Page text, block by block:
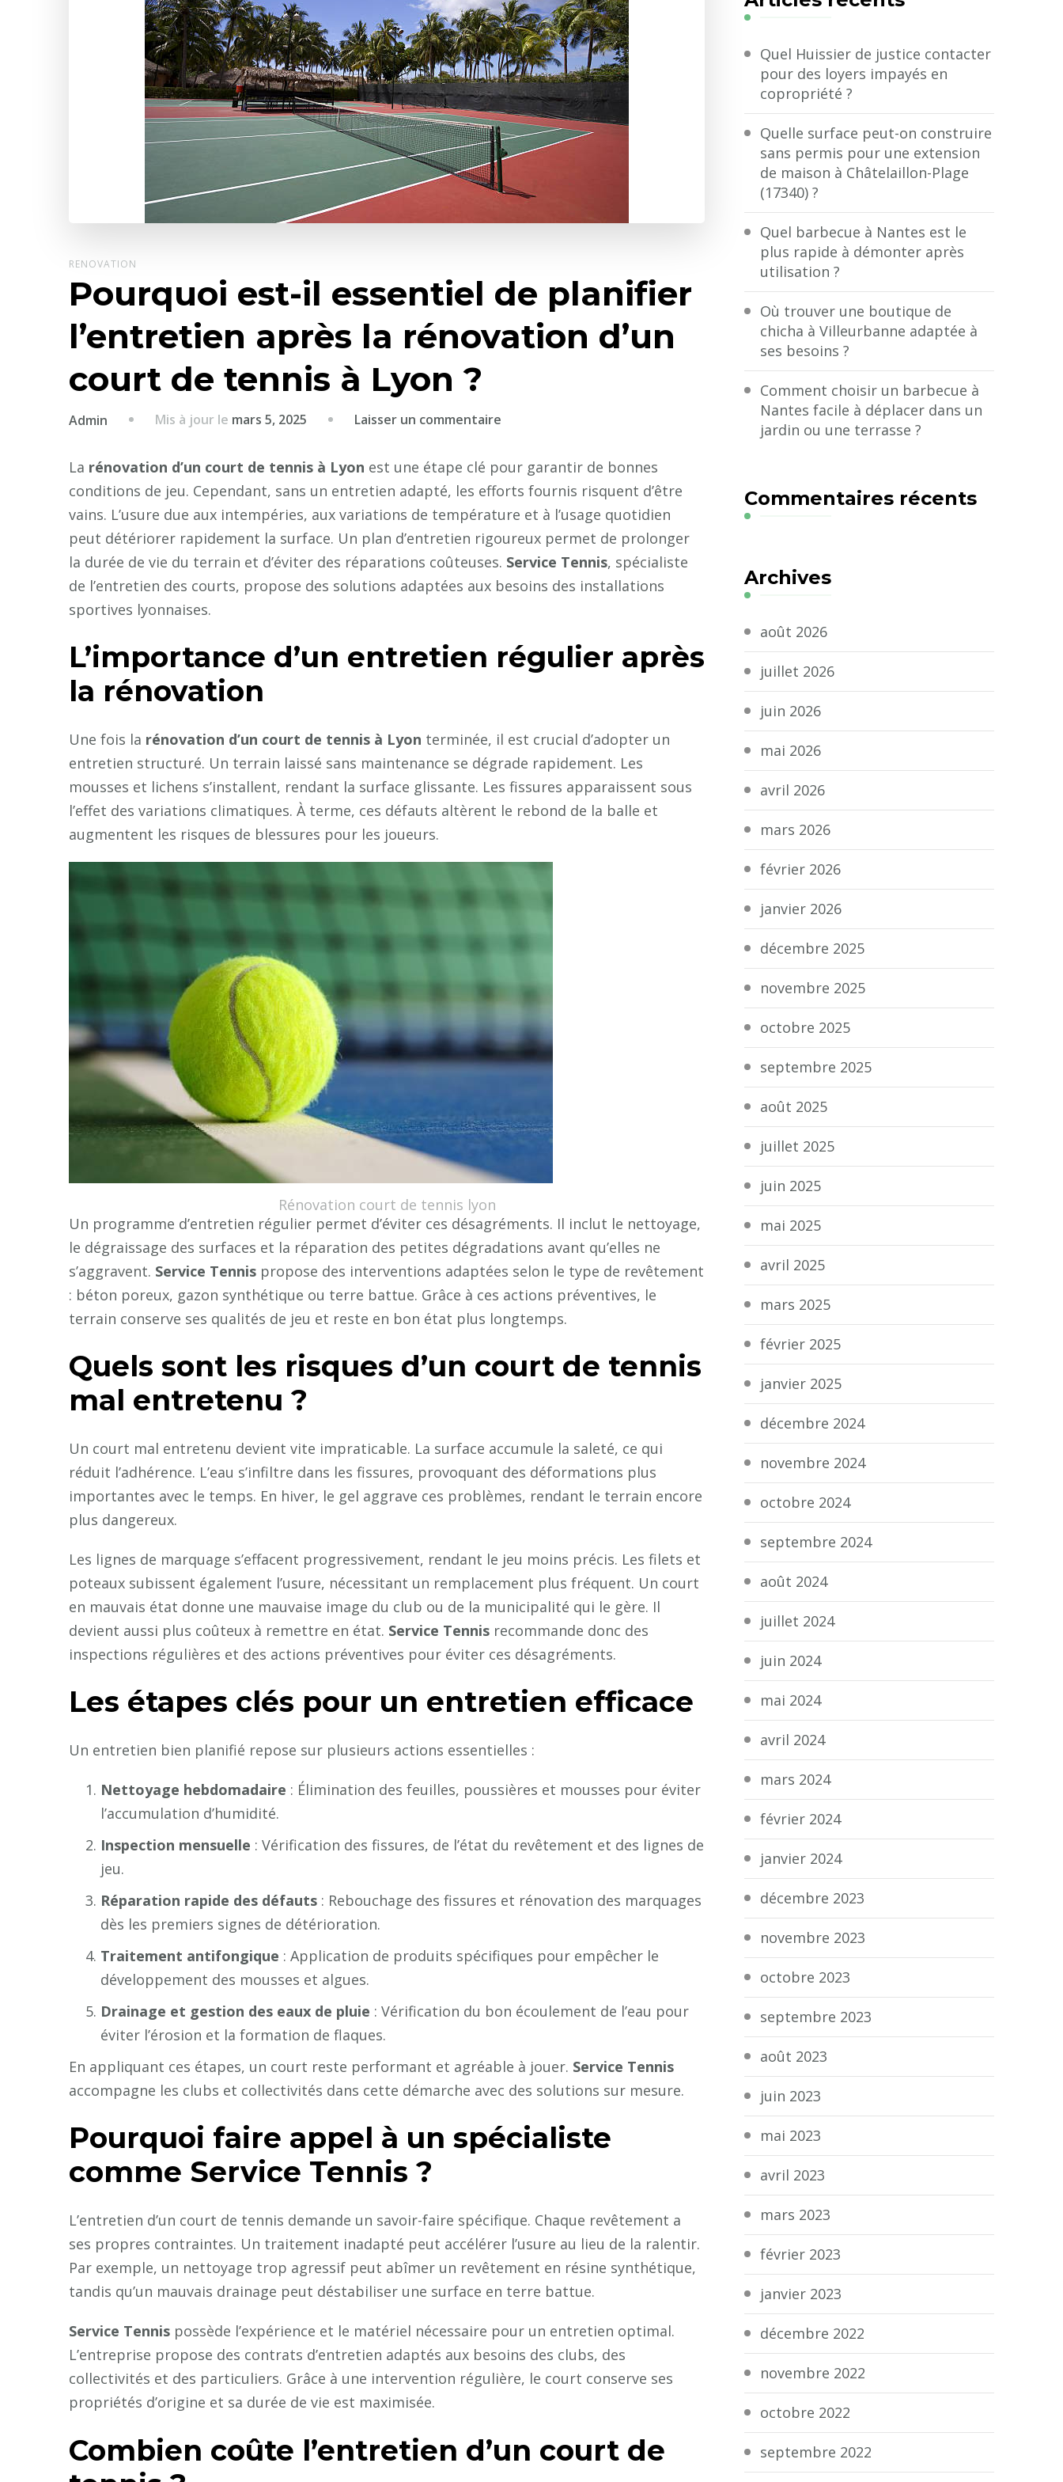
RENOVATION
Pourquoi est-il essentiel de planifier
l’entretien après la rénovation d’un
court de tennis à Lyon ?
Admin Mis à jour le mars 5, 2025 Laisser un commentaire
est-
de
planifier
l’entretien
après
d’un
court
à
Lyon
?
La rénovation d’un court de tennis à Lyon est une étape clé pour garantir de bonnes
conditions de jeu. Cependant, sans un entretien adapté, les efforts fournis risquent d’être
vains. L’usure due aux intempéries, aux variations de température et à l’usage quotidien
peut détériorer rapidement la surface. Un plan d’entretien rigoureux permet de prolonger
la durée de vie du terrain et d’éviter des réparations coûteuses. Service Tennis, spécialiste
de l’entretien des courts, propose des solutions adaptées aux besoins des installations
sportives lyonnaises.
L’importance d’un entretien régulier après
la rénovation
Une fois la rénovation d’un court de tennis à Lyon terminée, il est crucial d’adopter un
entretien structuré. Un terrain laissé sans maintenance se dégrade rapidement. Les
mousses et lichens s’installent, rendant la surface glissante. Les fissures apparaissent sous
l’effet des variations climatiques. À terme, ces défauts altèrent le rebond de la balle et
augmentent les risques de blessures pour les joueurs.
Rénovation court de tennis lyon
Un programme d’entretien régulier permet d’éviter ces désagréments. Il inclut le nettoyage,
le dégraissage des surfaces et la réparation des petites dégradations avant qu’elles ne
s’aggravent. Service Tennis propose des interventions adaptées selon le type de revêtement
: béton poreux, gazon synthétique ou terre battue. Grâce à ces actions préventives, le
terrain conserve ses qualités de jeu et reste en bon état plus longtemps.
Quels sont les risques d’un court de tennis
mal entretenu ?
Un court mal entretenu devient vite impraticable. La surface accumule la saleté, ce qui
réduit l’adhérence. L’eau s’infiltre dans les fissures, provoquant des déformations plus
importantes avec le temps. En hiver, le gel aggrave ces problèmes, rendant le terrain encore
plus dangereux.
Les lignes de marquage s’effacent progressivement, rendant le jeu moins précis. Les filets et
poteaux subissent également l’usure, nécessitant un remplacement plus fréquent. Un court
en mauvais état donne une mauvaise image du club ou de la municipalité qui le gère. Il
devient aussi plus coûteux à remettre en état. Service Tennis recommande donc des
inspections régulières et des actions préventives pour éviter ces désagréments.
Les étapes clés pour un entretien efficace
Un entretien bien planifié repose sur plusieurs actions essentielles :
Nettoyage hebdomadaire : Élimination des feuilles, poussières et mousses pour éviter
l’accumulation d’humidité.
Inspection mensuelle : Vérification des fissures, de l’état du revêtement et des lignes de
jeu.
Réparation rapide des défauts : Rebouchage des fissures et rénovation des marquages
dès les premiers signes de détérioration.
Traitement antifongique : Application de produits spécifiques pour empêcher le
développement des mousses et algues.
Drainage et gestion des eaux de pluie : Vérification du bon écoulement de l’eau pour
éviter l’érosion et la formation de flaques.
En appliquant ces étapes, un court reste performant et agréable à jouer. Service Tennis
accompagne les clubs et collectivités dans cette démarche avec des solutions sur mesure.
Pourquoi faire appel à un spécialiste
comme Service Tennis ?
L’entretien d’un court de tennis demande un savoir-faire spécifique. Chaque revêtement a
ses propres contraintes. Un traitement inadapté peut accélérer l’usure au lieu de la ralentir.
Par exemple, un nettoyage trop agressif peut abîmer un revêtement en résine synthétique,
tandis qu’un mauvais drainage peut déstabiliser une surface en terre battue.
Service Tennis possède l’expérience et le matériel nécessaire pour un entretien optimal.
L’entreprise propose des contrats d’entretien adaptés aux besoins des clubs, des
collectivités et des particuliers. Grâce à une intervention régulière, le court conserve ses
propriétés d’origine et sa durée de vie est maximisée.
Combien coûte l’entretien d’un court de
?
Quel Huissier de justice contacter
pour des loyers impayés en
copropriété ?
Quelle surface peut-on construire
sans permis pour une extension
de maison à Châtelaillon-Plage
(17340) ?
Quel barbecue à Nantes est le
plus rapide à démonter après
utilisation ?
Où trouver une boutique de
chicha à Villeurbanne adaptée à
ses besoins ?
Comment choisir un barbecue à
Nantes facile à déplacer dans un
jardin ou une terrasse ?
Commentaires récents
Archives
août 2026
juillet 2026
juin 2026
mai 2026
avril 2026
mars 2026
février 2026
janvier 2026
décembre 2025
novembre 2025
octobre 2025
septembre 2025
août 2025
juillet 2025
juin 2025
mai 2025
avril 2025
mars 2025
février 2025
janvier 2025
décembre 2024
novembre 2024
octobre 2024
septembre 2024
août 2024
juillet 2024
juin 2024
mai 2024
avril 2024
mars 2024
février 2024
janvier 2024
décembre 2023
novembre 2023
octobre 2023
septembre 2023
août 2023
juin 2023
mai 2023
avril 2023
mars 2023
février 2023
janvier 2023
décembre 2022
novembre 2022
octobre 2022
septembre 2022